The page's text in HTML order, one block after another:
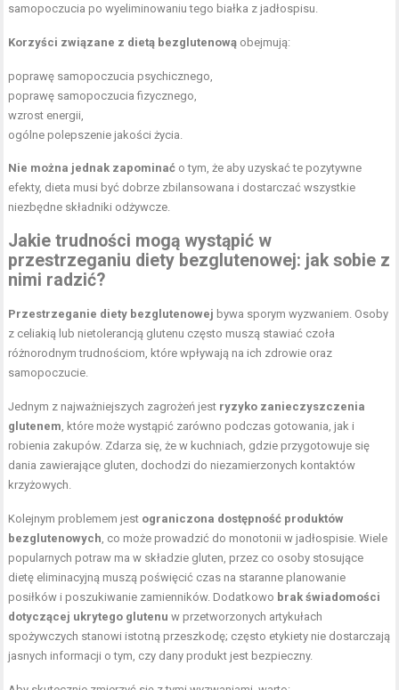
samopoczucia po wyeliminowaniu tego białka z jadłospisu.
Korzyści związane z dietą bezglutenową obejmują:
poprawę samopoczucia psychicznego,
poprawę samopoczucia fizycznego,
wzrost energii,
ogólne polepszenie jakości życia.
Nie można jednak zapominać o tym, że aby uzyskać te pozytywne
efekty, dieta musi być dobrze zbilansowana i dostarczać wszystkie
niezbędne składniki odżywcze.
Jakie trudności mogą wystąpić w
przestrzeganiu diety bezglutenowej: jak sobie z
nimi radzić?
Przestrzeganie diety bezglutenowej bywa sporym wyzwaniem. Osoby
z celiakią lub nietolerancją glutenu często muszą stawiać czoła
różnorodnym trudnościom, które wpływają na ich zdrowie oraz
samopoczucie.
Jednym z najważniejszych zagrożeń jest ryzyko zanieczyszczenia
glutenem , które może wystąpić zarówno podczas gotowania, jak i
robienia zakupów. Zdarza się, że w kuchniach, gdzie przygotowuje się
dania zawierające gluten, dochodzi do niezamierzonych kontaktów
krzyżowych.
Kolejnym problemem jest ograniczona dostępność produktów
bezglutenowych , co może prowadzić do monotonii w jadłospisie. Wiele
popularnych potraw ma w składzie gluten, przez co osoby stosujące
dietę eliminacyjną muszą poświęcić czas na staranne planowanie
posiłków i poszukiwanie zamienników. Dodatkowo brak świadomości
dotyczącej ukrytego glutenu w przetworzonych artykułach
spożywczych stanowi istotną przeszkodę; często etykiety nie dostarczają
jasnych informacji o tym, czy dany produkt jest bezpieczny.